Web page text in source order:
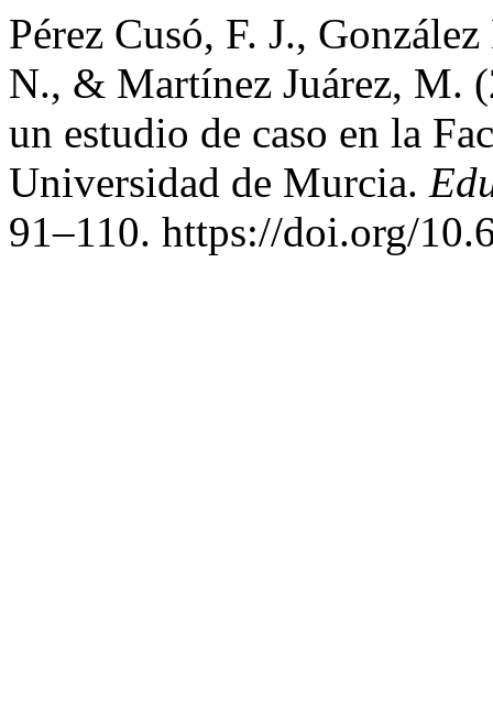
Pérez Cusó, F. J.,
N., & Martínez Juárez, M.
un estudio de caso en la
Universidad de Murcia.
91–110. https://doi.org/